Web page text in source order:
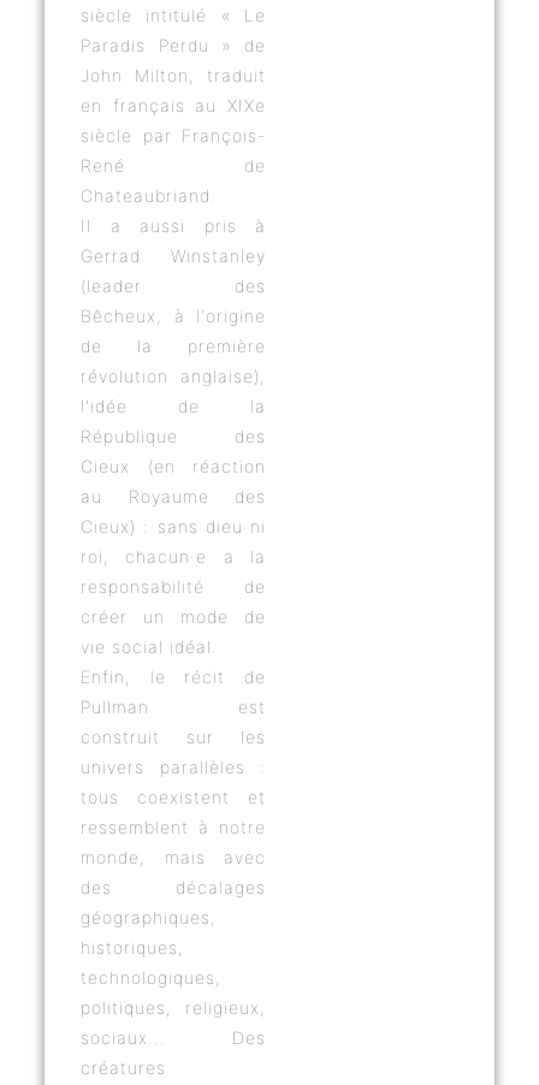
siècle intitulé « Le
Paradis Perdu » de
John Milton, traduit
en français au XIXe
siècle par François-
René de
Chateaubriand.
Il a aussi pris à
Gerrad Winstanley
(leader des
Bêcheux, à l'origine
de la première
révolution anglaise),
l'idée de la
République des
Cieux (en réaction
au Royaume des
Cieux) : sans dieu ni
roi, chacun·e a la
responsabilité de
créer un mode de
vie social idéal.
Enfin, le récit de
Pullman est
construit sur les
univers parallèles :
tous coexistent et
ressemblent à notre
monde, mais avec
des décalages
géographiques,
historiques,
technologiques,
politiques, religieux,
sociaux... Des
créatures